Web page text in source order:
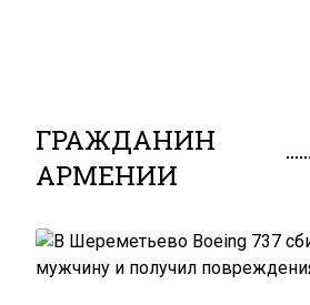
ГРАЖДАНИН
АРМЕНИИ